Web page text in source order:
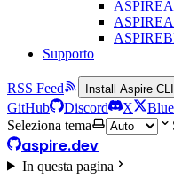
Supporto
RSS Feed Install Aspire CLI
GitHub Discord X
Seleziona tema
aspire.dev
In questa pagina